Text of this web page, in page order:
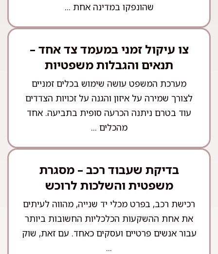
שהונפקו במדינה אחת ...
צו עיקול זמני במעמד צד אחד –
תנאים והגבלות משפטיות
מערכת המשפט עושה שימוש בכלים זמניים
לצורך שמירה על איזון והגנה על זכויות הצדדים
עוד בטרם ניתנה הכרעה סופית בתביעה. אחד
מהכלים ...
בדיקת שעבוד רכב – מסגרת
משפטית והשלכות לרוכש
רכישת רכב, בפרט מכלי יד שנייה, מהווה לעיתים
את אחת ההשקעות הכלכליות החשובות ביותר
עבור אנשים פרטיים ועסקים כאחד. עם זאת, שוק
...